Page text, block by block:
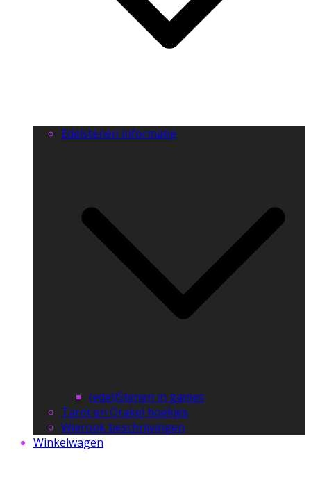
Edelstenen informatie
(edel)Stenen in games
Tarot en Orakel boekjes
Wierook beschrijvingen
Winkelwagen